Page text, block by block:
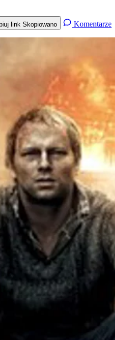
link Skopiowano Komentarze